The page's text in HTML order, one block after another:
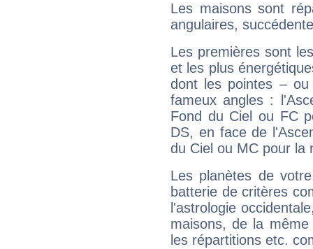
Les maisons sont
angulaires,
Les premières sont
et les plus
dont les pointes –
fameux angles :
Fond du Ciel ou FC
DS, en face de
du Ciel ou MC pour la
Les planètes de
batterie de critères
l'astrologie
maisons, de la
les répartitions etc.